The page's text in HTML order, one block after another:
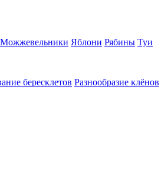
Можжевельники Яблони Рябины Туи
бересклетов Разнообразие клёнов